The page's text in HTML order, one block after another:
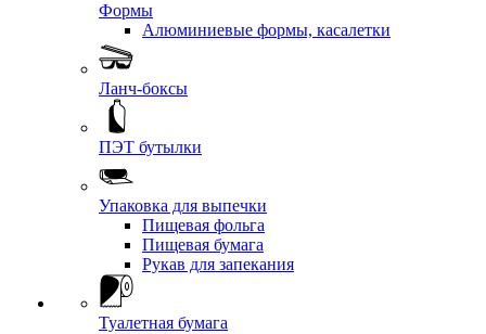
Формы
Алюминиевые формы, касалетки
Ланч-боксы
ПЭТ бутылки
Упаковка для выпечки
Пищевая фольга
Пищевая бумага
Рукав для запекания
Туалетная бумага